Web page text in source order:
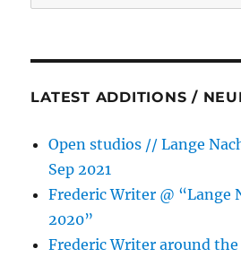
r
for:
LATEST ADDITIONS /
Open studios // Lange
Sep 2021
Frederic Writer @ “Lange
2020”
Frederic Writer around